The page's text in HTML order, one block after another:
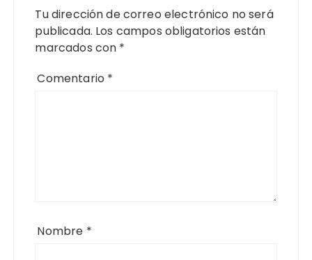
Tu dirección de correo electrónico no será
publicada. Los campos obligatorios están
marcados con *
Comentario *
Nombre *